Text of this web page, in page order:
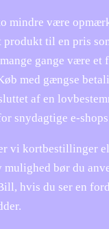
mindre være
produkt til en pris
gange være et
med gængse
af en
snydagtige e-
vi kortbestillinger
mulighed bør du
hvis du ser en